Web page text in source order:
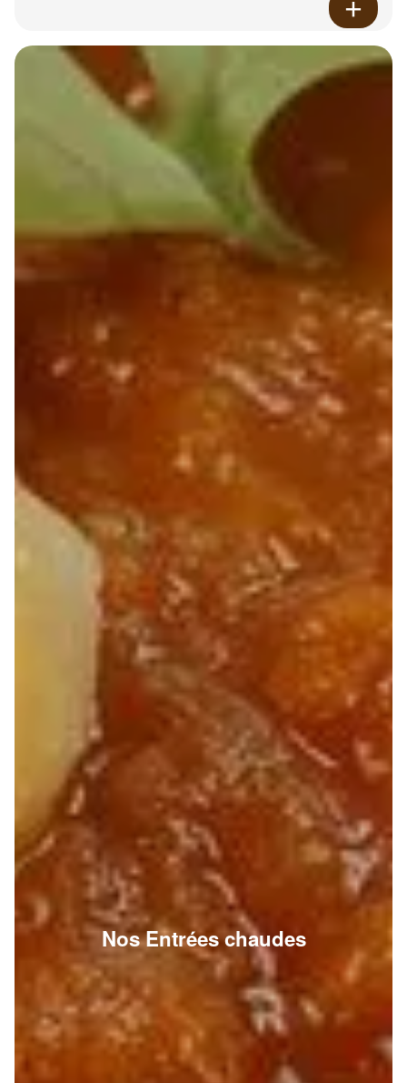
Nos Entrées chaudes